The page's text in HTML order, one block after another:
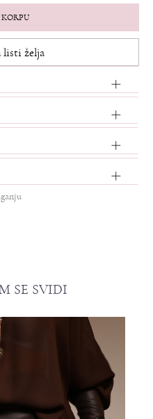
listi želja
SE SVIDI